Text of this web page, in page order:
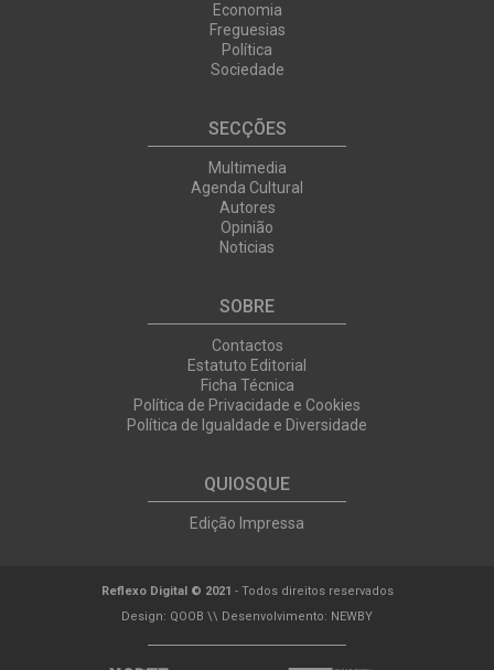
Economia
Freguesias
Política
Sociedade
SECÇÕES
Multimedia
Agenda Cultural
Autores
Opinião
Noticias
SOBRE
Contactos
Estatuto Editorial
Ficha Técnica
Política de Privacidade e Cookies
Política de Igualdade e Diversidade
QUIOSQUE
Edição Impressa
Reflexo Digital © 2021 - Todos direitos reservados
Design: QOOB \\ Desenvolvimento: NEWBY